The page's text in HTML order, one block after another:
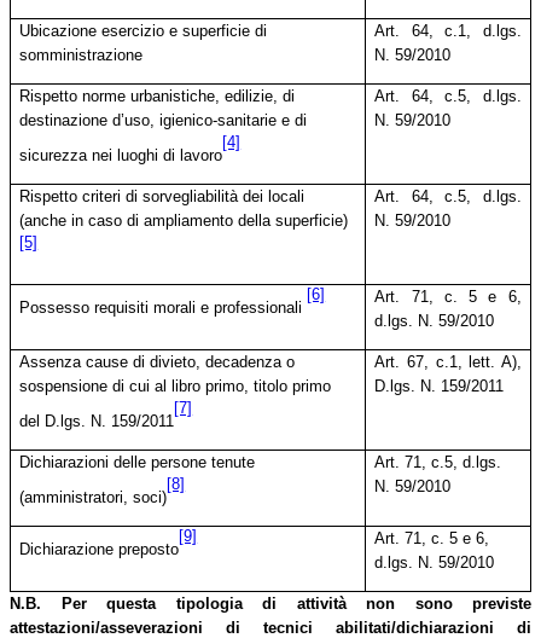
Ubicazione esercizio e superficie di
somministrazione
Art. 64, c.1, d.lgs.
N. 59/2010
Rispetto norme urbanistiche, edilizie, di
destinazione d’uso, igienico-sanitarie e di
sicurezza nei luoghi di lavoro
[4]
Art. 64, c.5, d.lgs.
N. 59/2010
Rispetto criteri di sorvegliabilità dei locali
(anche in caso di ampliamento della superficie)
[5]
Art. 64, c.5, d.lgs.
N. 59/2010
Possesso requisiti morali e professionali
[6]
Art. 71, c. 5 e 6,
d.lgs. N. 59/2010
Assenza cause di divieto, decadenza o
sospensione di cui al libro primo, titolo primo
del D.lgs. N. 159/2011
[7]
Art. 67, c.1, lett. A),
D.lgs. N. 159/2011
Dichiarazioni delle persone tenute
(amministratori, soci)
[8]
Art. 71, c.5, d.lgs.
N. 59/2010
Dichiarazione preposto
[9]
Art. 71, c. 5 e 6,
d.lgs. N. 59/2010
N.B. Per questa tipologia di attività non sono previste
attestazioni/asseverazioni di tecnici abilitati/dichiarazioni di